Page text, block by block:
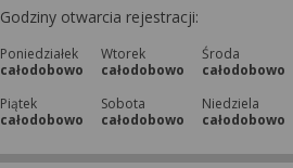
Godziny otwarcia rejestracji:
Poniedziałek
całodobowo
Wtorek
całodobowo
Środa
całodobowo
Piątek
całodobowo
Sobota
całodobowo
Niedziela
całodobowo